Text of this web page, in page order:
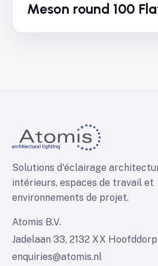
Meson round 100
Solutions d'éclairage
intérieurs, espaces de travail et
environnements de projet.
Atomis B.V.
Jadelaan 33, 2132 XX Hoofddorp
enquiries@atomis.nl